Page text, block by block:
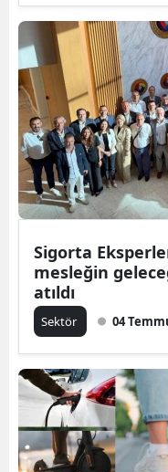
Sigorta
mesleğin
atıldı
Sektör 04